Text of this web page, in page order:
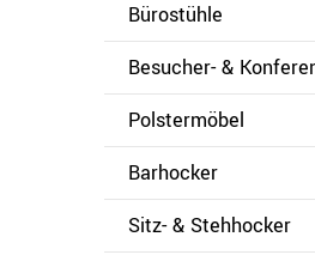
Bürostühle
Besucher- &
Polstermöbel
Barhocker
Sitz- & Stehhocker